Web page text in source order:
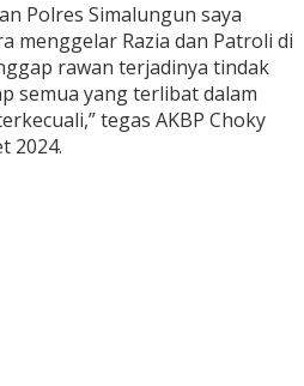
Polres Simalungun saya
menggelar Razia dan Patroli di
rawan terjadinya tindak
semua yang terlibat dalam
tegas AKBP Choky
2024.